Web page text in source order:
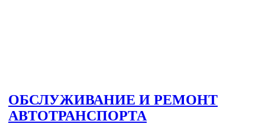
ОБСЛУЖИВАНИЕ И РЕМОНТ
АВТОТРАНСПОРТА